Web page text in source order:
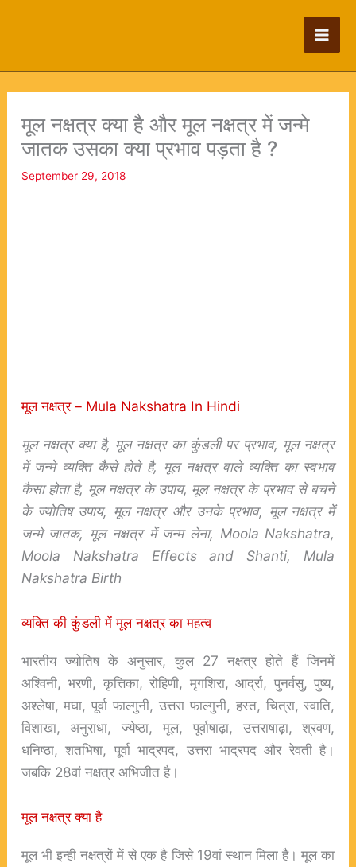
मूल नक्षत्र क्या है और मूल नक्षत्र में जन्मे
जातक उसका क्या प्रभाव पड़ता है ?
September 29, 2018
मूल नक्षत्र – Mula Nakshatra In Hindi
मूल नक्षत्र क्या है, मूल नक्षत्र का कुंडली पर प्रभाव, मूल नक्षत्र
में जन्मे व्यक्ति कैसे होते है, मूल नक्षत्र वाले व्यक्ति का स्वभाव
कैसा होता है, मूल नक्षत्र के उपाय, मूल नक्षत्र के प्रभाव से बचने
के ज्योतिष उपाय, मूल नक्षत्र और उनके प्रभाव, मूल नक्षत्र में
जन्मे जातक, मूल नक्षत्र में जन्म लेना, Moola Nakshatra,
Moola Nakshatra Effects and Shanti, Mula
Nakshatra Birth
व्यक्ति की कुंडली में मूल नक्षत्र का महत्व
भारतीय ज्योतिष के अनुसार, कुल 27 नक्षत्र होते हैं जिनमें
अश्विनी, भरणी, कृत्तिका, रोहिणी, मृगशिरा, आर्द्रा, पुनर्वसु, पुष्य,
अश्लेषा, मघा, पूर्वा फाल्गुनी, उत्तरा फाल्गुनी, हस्त, चित्रा, स्वाति,
विशाखा, अनुराधा, ज्येष्ठा, मूल, पूर्वाषाढ़ा, उत्तराषाढ़ा, श्रवण,
धनिष्ठा, शतभिषा, पूर्वा भाद्रपद, उत्तरा भाद्रपद और रेवती है।
जबकि 28वां नक्षत्र अभिजीत है।
मूल नक्षत्र क्या है
मूल भी इन्ही नक्षत्रों में से एक है जिसे 19वां स्थान मिला है। मूल का